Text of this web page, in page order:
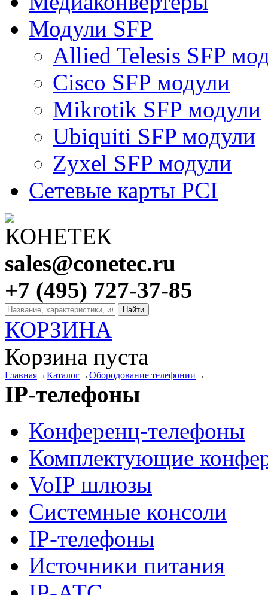
Модули SFP
Allied Telesis SFP
Cisco SFP модули
Mikrotik SFP модули
Ubiquiti SFP модули
Zyxel SFP модули
Сетевые карты PCI
sales@conetec.ru
+7 (495) 727-37-85
КОРЗИНА
Корзина пуста
Главная→Каталог→Обородование телефонии →
IP-телефоны
Конференц-телефоны
Комплектующие
VoIP шлюзы
Системные консоли
IP-телефоны
Источники питания